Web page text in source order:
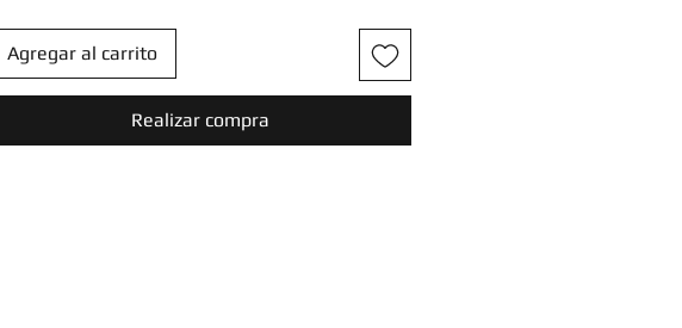
Agregar al carrito
Realizar compra